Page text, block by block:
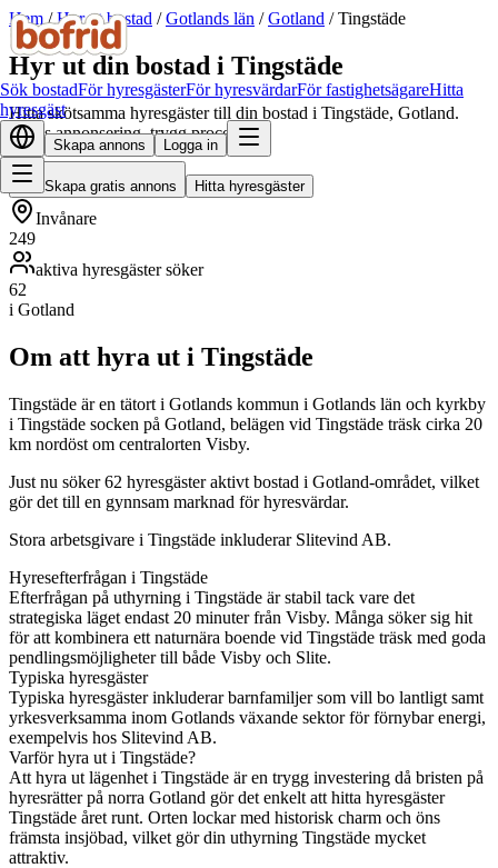
Sök bostadFör hyresgästerFör hyresvärdarFör fastighetsägareHitta
hyresgäst
Skapa annons Logga in
Hem/Hyr ut bostad /Gotlands län /Gotland /Tingstäde
Hyr ut din bostad i Tingstäde
Hitta skötsamma hyresgäster till din bostad i Tingstäde, Gotland.
Gratis annonsering, trygg process.
Skapa gratis annons Hitta hyresgäster
Invånare
249
aktiva hyresgäster söker
62
i Gotland
Om att hyra ut i Tingstäde
Tingstäde är en tätort i Gotlands kommun i Gotlands län och kyrkby
i Tingstäde socken på Gotland, belägen vid Tingstäde träsk cirka 20
km nordöst om centralorten Visby.
Just nu söker 62 hyresgäster aktivt bostad i Gotland-området, vilket
gör det till en gynnsam marknad för hyresvärdar.
Stora arbetsgivare i Tingstäde inkluderar Slitevind AB.
Hyresefterfrågan i Tingstäde
Efterfrågan på uthyrning i Tingstäde är stabil tack vare det
strategiska läget endast 20 minuter från Visby. Många söker sig hit
för att kombinera ett naturnära boende vid Tingstäde träsk med goda
pendlingsmöjligheter till både Visby och Slite.
Typiska hyresgäster
Typiska hyresgäster inkluderar barnfamiljer som vill bo lantligt samt
yrkesverksamma inom Gotlands växande sektor för förnybar energi,
exempelvis hos Slitevind AB.
Varför hyra ut i Tingstäde?
Att hyra ut lägenhet i Tingstäde är en trygg investering då bristen på
hyresrätter på norra Gotland gör det enkelt att hitta hyresgäster
Tingstäde året runt. Orten lockar med historisk charm och öns
främsta insjöbad, vilket gör din uthyrning Tingstäde mycket
attraktiv.